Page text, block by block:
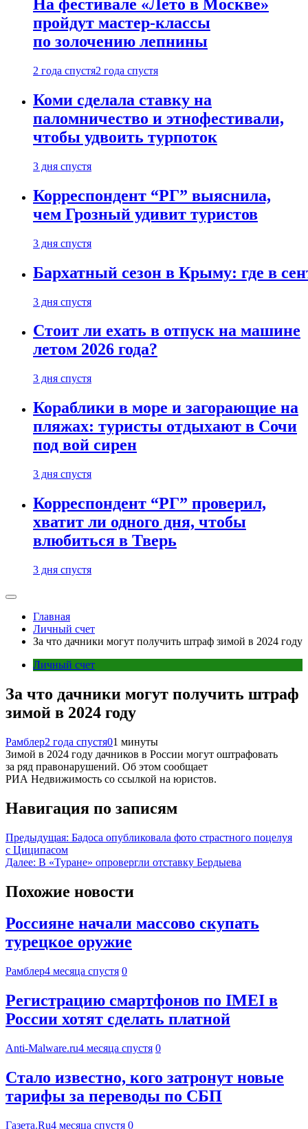
На фестивале «Лето в Москве»
пройдут мастер-классы
по золочению лепнины
2 года спустя2 года спустя
Коми сделала ставку на
паломничество и этнофестивали,
чтобы удвоить турпоток
3 дня спустя
Корреспондент “РГ” выяснила,
чем Грозный удивит туристов
3 дня спустя
Бархатный сезон в Крыму: где в
3 дня спустя
Стоит ли ехать в отпуск на машине
летом 2026 года?
3 дня спустя
Кораблики в море и загорающие на
пляжах: туристы отдыхают в Сочи
под вой сирен
3 дня спустя
Корреспондент “РГ” проверил,
хватит ли одного дня, чтобы
влюбиться в Тверь
3 дня спустя
Главная
Личный счет
За что дачники могут получить штраф зимой в 2024 году
Личный счет
За что дачники могут получить штраф
зимой в 2024 году
Рамблер2 года спустя01 минуты
Зимой в 2024 году дачников в России могут оштрафовать
за ряд правонарушений. Об этом сообщает
РИА Недвижимость со ссылкой на юристов.
Навигация по записям
Предыдущая: Бадоса опубликовала фото страстного поцелуя
с Циципасом
Далее: В «Туране» опровергли отставку Бердыева
Похожие новости
Россияне начали массово скупать
турецкое оружие
Рамблер4 месяца спустя 0
Регистрацию смартфонов по IMEI в
России хотят сделать платной
Anti-Malware.ru4 месяца спустя 0
Стало известно, кого затронут новые
тарифы за переводы по СБП
Газета.Ru4 месяца спустя 0